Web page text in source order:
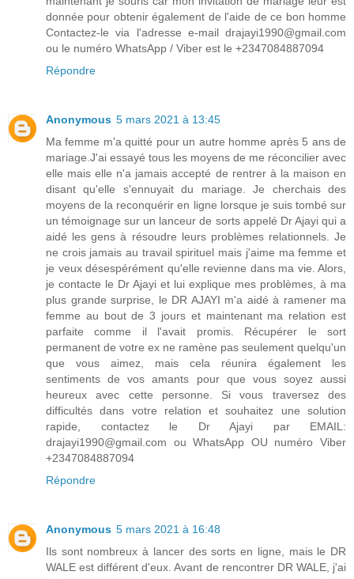
donnée pour obtenir également de l'aide de ce bon homme
Contactez-le via l'adresse e-mail drajayi1990@gmail.com
ou le numéro WhatsApp / Viber est le +2347084887094
Répondre
Anonymous 5 mars 2021 à 13:45
Ma femme m'a quitté pour un autre homme après 5 ans de
mariage.J'ai essayé tous les moyens de me réconcilier avec
elle mais elle n'a jamais accepté de rentrer à la maison en
disant qu'elle s'ennuyait du mariage. Je cherchais des
moyens de la reconquérir en ligne lorsque je suis tombé sur
un témoignage sur un lanceur de sorts appelé Dr Ajayi qui a
aidé les gens à résoudre leurs problèmes relationnels. Je
ne crois jamais au travail spirituel mais j'aime ma femme et
je veux désespérément qu'elle revienne dans ma vie. Alors,
je contacte le Dr Ajayi et lui explique mes problèmes, à ma
plus grande surprise, le DR AJAYI m'a aidé à ramener ma
femme au bout de 3 jours et maintenant ma relation est
parfaite comme il l'avait promis. Récupérer le sort
permanent de votre ex ne ramène pas seulement quelqu'un
que vous aimez, mais cela réunira également les
sentiments de vos amants pour que vous soyez aussi
heureux avec cette personne. Si vous traversez des
difficultés dans votre relation et souhaitez une solution
rapide, contactez le Dr Ajayi par EMAIL:
drajayi1990@gmail.com ou WhatsApp OU numéro Viber
+2347084887094
Répondre
Anonymous 5 mars 2021 à 16:48
Ils sont nombreux à lancer des sorts en ligne, mais le DR
WALE est différent d'eux. Avant de rencontrer DR WALE, j'ai